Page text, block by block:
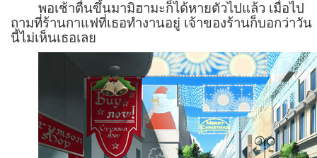
พอเช้าตื่นขึ้นมามิฮามะก็ได้หายตัวไปแล้ว เมื่อไป
ถามที่ร้านกาแฟที่เธอทำงานอยู่ เจ้าของร้านก็บอกว่าวัน
นี้ไม่เห็นเธอเลย